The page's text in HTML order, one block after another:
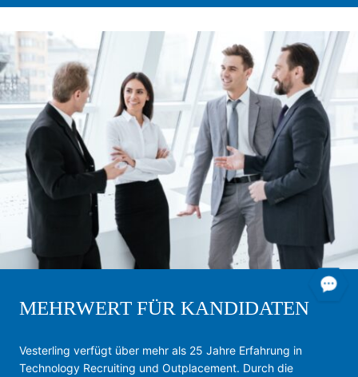
MEHRWERT FÜR KANDIDATEN
Vesterling verfügt über mehr als 25 Jahre Erfahrung in
Technology Recruiting und Outplacement. Durch die